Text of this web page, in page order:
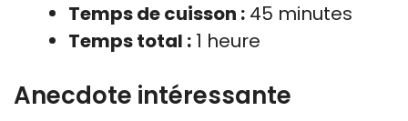
Temps de cuisson : 45 minutes
Temps total : 1 heure
Anecdote intéressante